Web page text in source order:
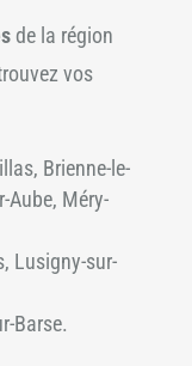
de la région
vos
Brienne-le-
Aube, Méry-
Lusigny-sur-
Barse.